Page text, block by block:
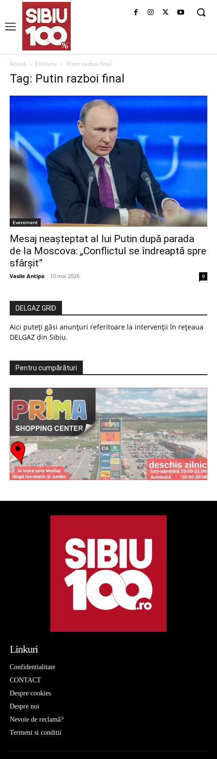
Acasă Etichete Putin razboi final
Tag: Putin razboi final
Eveniment
Mesaj neașteptat al lui Putin după parada
de la Moscova: „Conflictul se îndreaptă spre
sfârșit”
Vasile Antipa - 10 mai 2026 0
DELGAZ GRID
Aici puteți găsi anunțuri referitoare la intervenții în rețeaua
DELGAZ din Sibiu.
Pentru cumpărături
Linkuri
Confidentialitate
CONTACT
Despre cookies
Despre noi
Nevoie de reclamă?
Termeni si conditii